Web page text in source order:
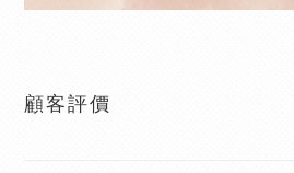
顧客評價